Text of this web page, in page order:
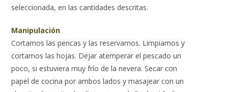
seleccionada, en las cantidades descritas.
Manipulación
Cortamos las pencas y las reservamos. Limpiamos y
cortamos las hojas. Dejar atemperar el pescado un
poco, si estuviera muy frío de la nevera. Secar con
papel de cocina por ambos lados y masajear con un